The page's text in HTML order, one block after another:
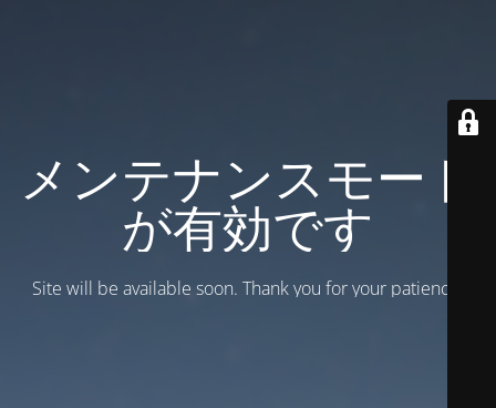
メンテナンスモード
が有効です
Site will be available soon. Thank you for your patience!